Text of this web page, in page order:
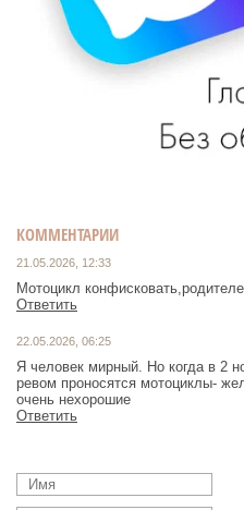
КОММЕНТАРИИ
21.05.2026, 12:33
Мотоцикл
Ответить
22.05.2026, 06:25
Я человек мирный. Но когда в 2
ревом проносятся мотоциклы-
очень нехорошие
Ответить